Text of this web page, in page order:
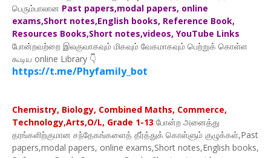
பெரும்பாலான Past papers,modal papers, online
exams,Short notes,English books, Reference Book,
Resources Books,Short notes,videos, YouTube Links
போன்றவற்றை இலகுவாகவும் மிகவும் வேகமாகவும் பெற்றுக் கொள்ள
கூடிய online Library 👇
https://t.me/Phyfamily_bot
Chemistry, Biology, Combined Maths, Commerce,
Technology,Arts,O/L, Grade 1-13 போன்ற அனைத்து
தரங்களிற்குமான சந்தேகங்களைத் தீர்த்துக் கொள்ளும் குழுக்கள்,Past
papers,modal papers, online exams,Short notes,English books,